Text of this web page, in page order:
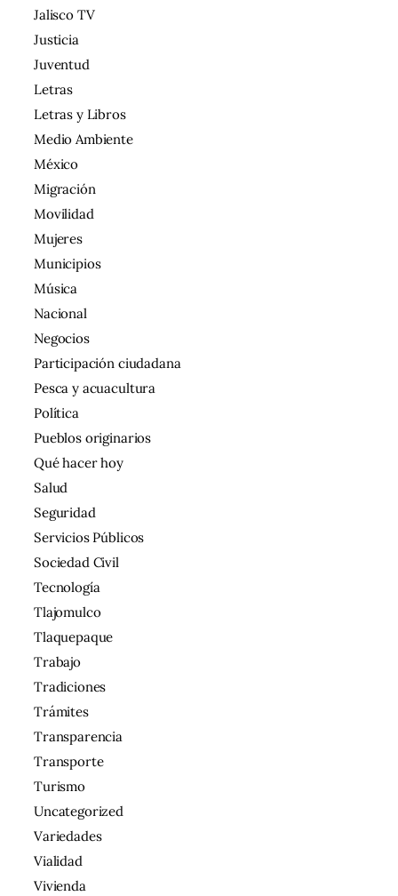
Jalisco TV
Justicia
Juventud
Letras
Letras y Libros
Medio Ambiente
México
Migración
Movilidad
Mujeres
Municipios
Música
Nacional
Negocios
Participación ciudadana
Pesca y acuacultura
Política
Pueblos originarios
Qué hacer hoy
Salud
Seguridad
Servicios Públicos
Sociedad Civil
Tecnología
Tlajomulco
Tlaquepaque
Trabajo
Tradiciones
Trámites
Transparencia
Transporte
Turismo
Uncategorized
Variedades
Vialidad
Vivienda